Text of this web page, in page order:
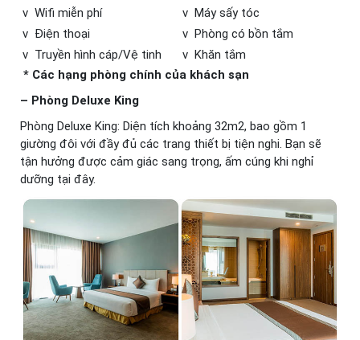
v Wifi miễn phí
v Máy sấy tóc
v Điện thoại
v Phòng có bồn tắm
v Truyền hình cáp/Vệ tinh
v Khăn tắm
* Các hạng phòng chính của khách sạn
– Phòng Deluxe King
Phòng Deluxe King: Diện tích khoảng 32m2, bao gồm 1
giường đôi với đầy đủ các trang thiết bị tiện nghi. Bạn sẽ
tận hưởng được cảm giác sang trọng, ấm cúng khi nghỉ
dưỡng tại đây.